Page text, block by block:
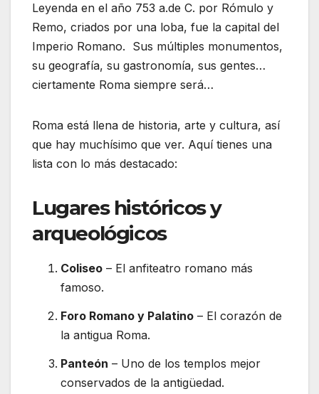
Leyenda en el año 753 a.de C. por Rómulo y
Remo, criados por una loba, fue la capital del
Imperio Romano. Sus múltiples monumentos,
su geografía, su gastronomía, sus gentes…
ciertamente Roma siempre será…
Roma está llena de historia, arte y cultura, así
que hay muchísimo que ver. Aquí tienes una
lista con lo más destacado:
Lugares históricos y
arqueológicos
Coliseo – El anfiteatro romano más
famoso.
Foro Romano y Palatino – El corazón de
la antigua Roma.
Panteón – Uno de los templos mejor
conservados de la antigüedad.